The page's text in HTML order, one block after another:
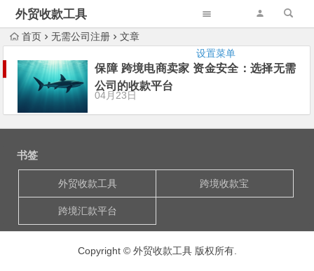
外贸收款工具
设置菜单
首页 无需公司注册 文章
保障 跨境电商卖家 资金安全：选择无需
公司的收款平台
04月23日
书签
外贸收款工具 跨境收款宝
跨境汇款平台
Copyright © 外贸收款工具 版权所有.